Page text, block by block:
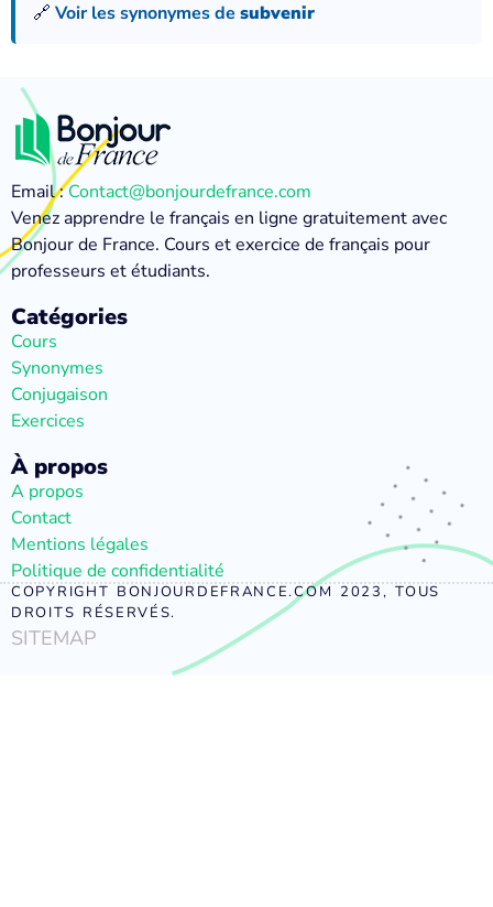
🔗 Voir les synonymes de subvenir
Email :Contact@bonjourdefrance.com
Venez apprendre le français en ligne gratuitement avec
Bonjour de France. Cours et exercice de français pour
professeurs et étudiants.
Catégories
Cours
Synonymes
Conjugaison
Exercices
À propos
A propos
Contact
Mentions légales
Politique de confidentialité
COPYRIGHT BONJOURDEFRANCE.COM 2023, TOUS
DROITS RÉSERVÉS.
SITEMAP